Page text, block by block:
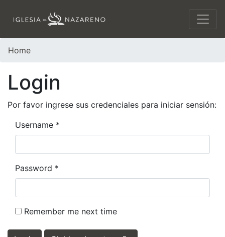
Home
Login
Por favor ingrese sus credenciales para iniciar sensión:
Username *
Password *
Remember me next time